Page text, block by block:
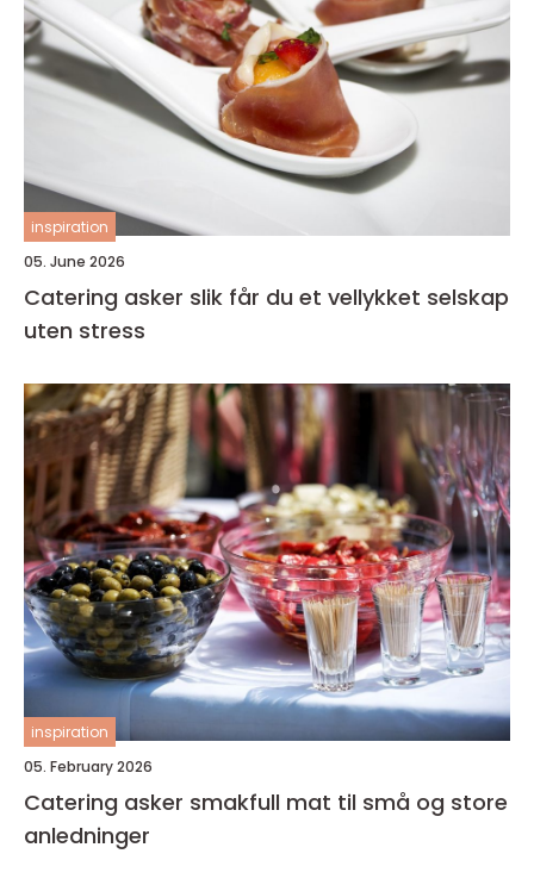
inspiration
05. June 2026
Catering asker slik får du et vellykket selskap
uten stress
inspiration
05. February 2026
Catering asker smakfull mat til små og store
anledninger